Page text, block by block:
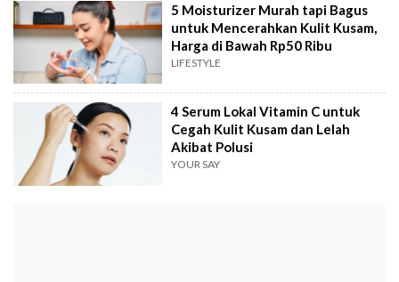
5 Moisturizer Murah tapi Bagus
untuk Mencerahkan Kulit Kusam,
Harga di Bawah Rp50 Ribu
LIFESTYLE
4 Serum Lokal Vitamin C untuk
Cegah Kulit Kusam dan Lelah
Akibat Polusi
YOUR SAY